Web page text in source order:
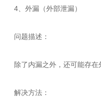
4、外漏（外部泄漏）
问题描述：
除了内漏之外，还可能存在外
解决方法：